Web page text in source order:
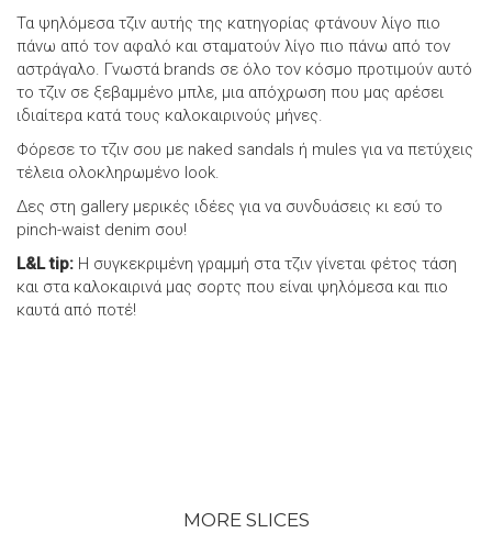
Τα ψηλόμεσα τζιν αυτής της κατηγορίας φτάνουν λίγο πιο
πάνω από τον αφαλό και σταματούν λίγο πιο πάνω από τον
αστράγαλο. Γνωστά brands σε όλο τον κόσμο προτιμούν αυτό
το τζιν σε ξεβαμμένο μπλε, μια απόχρωση που μας αρέσει
ιδιαίτερα κατά τους καλοκαιρινούς μήνες.
Φόρεσε το τζιν σου με naked sandals ή mules για να πετύχεις
τέλεια ολοκληρωμένο look.
Δες στη gallery μερικές ιδέες για να συνδυάσεις κι εσύ το
pinch-waist denim σου!
L&L tip: Η συγκεκριμένη γραμμή στα τζιν γίνεται φέτος τάση
και στα καλοκαιρινά μας σορτς που είναι ψηλόμεσα και πιο
καυτά από ποτέ!
MORE SLICES